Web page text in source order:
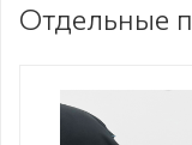
Отдельные